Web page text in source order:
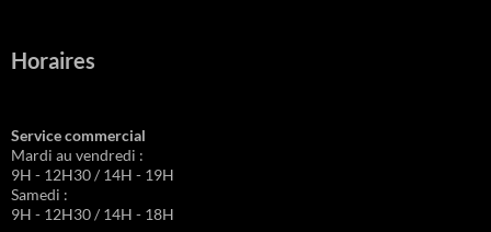
Horaires
Service commercial
Mardi au vendredi :
9H - 12H30 / 14H - 19H
Samedi :
9H - 12H30 / 14H - 18H